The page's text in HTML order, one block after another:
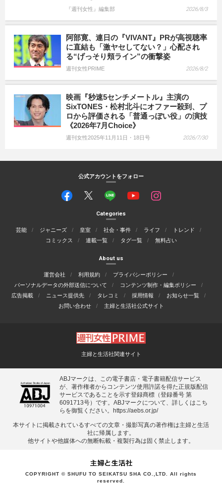
『週刊女性』編集部 2026/8/3
阿部寛、連日の『VIVANT』PRが高視聴率
に直結も「激ヤセしてない？」心配され
る“げっそり頬ライン”の衝撃姿
週刊女性PRIME 2026/8/2
映画『秒速5センチメートル』主演の
SixTONES・松村北斗にオファー殺到、プ
ロから評価される「普通っぽい役」の演技
《2026年7月Choice》
週刊女性2025年11月11日・18日号 2026/7/30
公式アカウントをフォロー
Categories
芸能 ジャニーズ 皇室 社会・事件 ライフ
トレンド
コミックス
連載一覧 タグ一覧 無料占い
About us
運営会社 利用規約
プライバシーポリシー
パーソナルデータの外部送信について
コンテンツ制作・編集ポリシー
広告掲載
ニュース提供先 タレコミ 採用情報
お知らせ一覧
お問い合わせ
主婦と生活社公式サイト
主婦と生活社関連サイト
ABJマークは、この電子書店・電子書籍配信サービス
が、著作権者からコンテンツ使用許諾を得た正規版配信
サービスであることを示す登録商標（登録番号 第
6091713号）です。ABJマークについて、詳しくはこち
らを御覧ください。
https://aebs.or.jp/
本サイトに掲載されているすべての⽂章・撮影写真の著作権は主婦と⽣活
社に帰属します。
他サイトや他媒体への無断転載・複製⾏為は固く禁⽌します。
COPYRIGHT © SHUFU TO SEIKATSU SHA CO.,LTD. All rights
reserved.